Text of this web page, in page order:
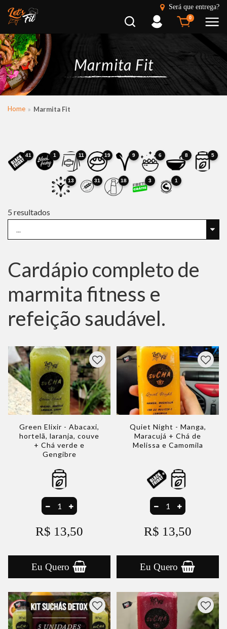
Será que entrega?
Busca Entrar 0
Marmita Fit
Home Marmita Fit
41 1 11 19 9 6 8 5
13 31 18 3 1
5 resultados
Cardápio completo de
marmita fitness e
refeição saudável.
Green Elixir - Abacaxi,
hortelã, laranja, couve
+ Chá verde e
Gengibre
R$ 13,50
Eu Quero
Quiet Night - Manga,
Maracujá + Chá de
Melissa e Camomila
R$ 13,50
Eu Quero